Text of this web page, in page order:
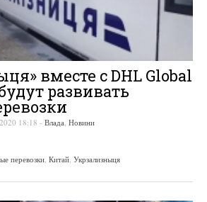
вместе с DHL Global
развивать
18:18 - Влада Новини
перевозки Китай Укрзализныця